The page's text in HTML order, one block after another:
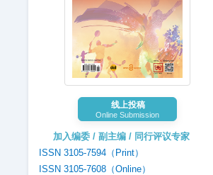
线上投稿
Online Submission
加入编委 / 副主编 / 同行评议专家
ISSN 3105-7594（Print）
ISSN 3105-7608（Online）